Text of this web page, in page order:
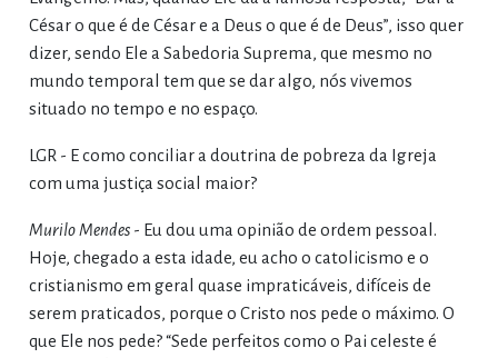
César o que é de César e a Deus o que é de Deus”, isso quer
dizer, sendo Ele a Sabedoria Suprema, que mesmo no
mundo temporal tem que se dar algo, nós vivemos
situado no tempo e no espaço.
LGR - E como conciliar a doutrina de pobreza da Igreja
com uma justiça social maior?
Murilo Mendes- Eu dou uma opinião de ordem pessoal.
Hoje, chegado a esta idade, eu acho o catolicismo e o
cristianismo em geral quase impraticáveis, difíceis de
serem praticados, porque o Cristo nos pede o máximo. O
que Ele nos pede? “Sede perfeitos como o Pai celeste é